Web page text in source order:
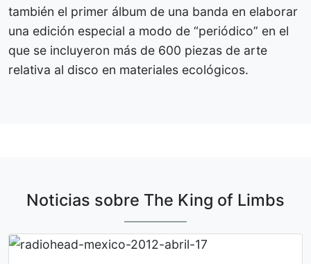
también el primer álbum de una banda en elaborar
una edición especial a modo de “periódico” en el
que se incluyeron más de 600 piezas de arte
relativa al disco en materiales ecológicos.
Noticias sobre The King of Limbs